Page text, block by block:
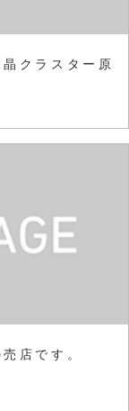
クラスター原
店です。